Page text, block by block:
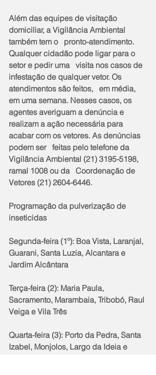
Além das equipes de visitação
domiciliar, a Vigilância Ambiental
também tem o   pronto-atendimento.
Qualquer cidadão pode ligar para o
setor e pedir uma   visita nos casos de
infestação de qualquer vetor. Os
atendimentos são feitos,   em média,
em uma semana. Nesses casos, os
agentes averiguam a denúncia e
realizam a ação necessária para
acabar com os vetores. As denúncias
podem ser   feitas pelo telefone da
Vigilância Ambiental (21) 3195-5198,
ramal 1008 ou da   Coordenação de
Vetores (21) 2604-6446.
Programação da pulverização de
inseticidas
Segunda-feira (1º): Boa Vista, Laranjal,
Guarani, Santa Luzia, Alcantara e
Jardim Alcântara
Terça-feira (2): Maria Paula,
Sacramento, Marambaia, Tribobó, Raul
Veiga e Vila Três
Quarta-feira (3): Porto da Pedra, Santa
Izabel, Monjolos, Largo da Ideia e